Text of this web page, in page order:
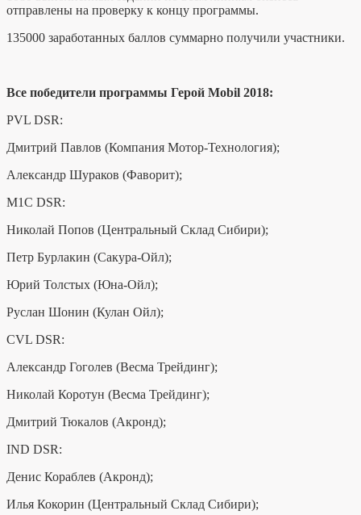
отправлены на проверку к концу программы.
135000 заработанных баллов суммарно получили участники.
Все победители программы Герой Mobil 2018:
PVL DSR:
Дмитрий Павлов (Компания Мотор-Технология);
Александр Шураков (Фаворит);
M1C DSR:
Николай Попов (Центральный Склад Сибири);
Петр Бурлакин (Сакура-Ойл);
Юрий Толстых (Юна-Ойл);
Руслан Шонин (Кулан Ойл);
CVL DSR:
Александр Гоголев (Весма Трейдинг);
Николай Коротун (Весма Трейдинг);
Дмитрий Тюкалов (Акронд);
IND DSR:
Денис Кораблев (Акронд);
Илья Кокорин (Центральный Склад Сибири);